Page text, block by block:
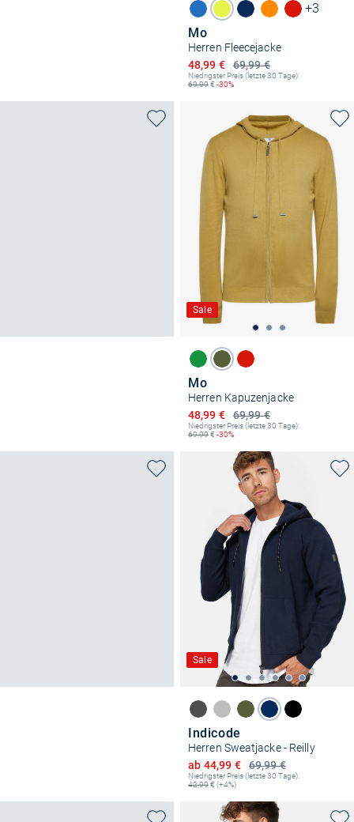
+3
Mo
Herren Fleecejacke
69,99 €
Ermäßigter Preis
48,99 €
Niedrigster Preis (letzte 30 Tage):
69,99€ -30%
Sale
Mo
Herren Kapuzenjacke
69,99 €
Ermäßigter Preis
48,99 €
Niedrigster Preis (letzte 30 Tage):
69,99€ -30%
Sale
Indicode
Herren Sweatjacke - Reilly
69,99 €
Ermäßigter Preis
ab 44,99 €
Niedrigster Preis (letzte 30 Tage):
42,99€ (+4%)